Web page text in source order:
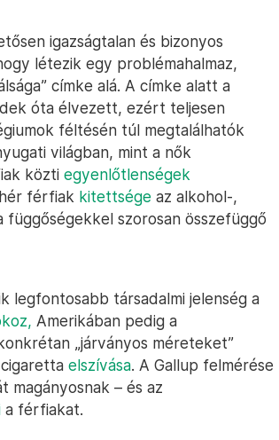
igazságtalan és bizonyos
létezik egy problémahalmaz,
címke alá. A címke alatt a
óta élvezett, ezért teljesen
féltésén túl megtalálhatók
világban, mint a nők
közti egyenlőtlenségek
férfiak kitettsége az alkohol-,
függőségekkel szorosan összefüggő
legfontosabb társadalmi jelenség a
Amerikában pedig a
„járványos méreteket”
elszívása. A Gallup felmérése
magányosnak – és az
a férfiakat.